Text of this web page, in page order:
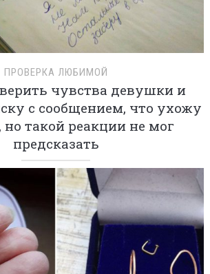
ПРОВЕРКА ЛЮБИМОЙ
чувства девушки и
с сообщением, что ухожу
но такой реакции не мог
предсказать